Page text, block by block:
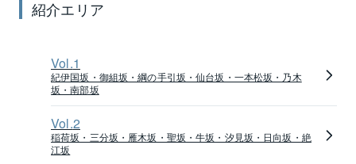
配慮され、新しい価値観を生み出しています。
青山通りに面する七丁目にはカナダ大使館、高橋是清
翁記念公園などがあり、通りをはさんだ北側が元赤坂
一丁目で、豊川稲荷東京別院などがあります。その北
側が迎賓館、東宮御所などの緑をはさんで、明治記念
館などのある元赤坂二丁目になります。
紹介エリア
Vol.1
紀伊国坂・御組坂・綱の手引坂・仙台坂・一本松坂・乃木
坂・南部坂
Vol.2
稲荷坂・三分坂・雁木坂・聖坂・牛坂・汐見坂・日向坂・絶
江坂